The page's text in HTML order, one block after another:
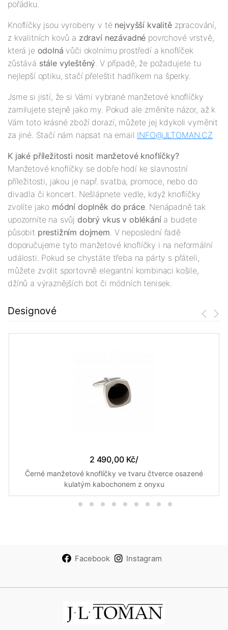
pořádku.
Knoflíčky jsou vyrobeny v té nejvyšší kvalitězpracování,
z kvalitních kovů a zdraví nezávadné povrchové vrstvě,
která je odolná vůči okolnímu prostředí a knoflíček
zůstává stále vyleštěný. V případě, že požadujete tu
nejlepší optiku, stačí přeleštit hadříkem na šperky.
Jsme si jistí, že si Vámi vybrané manžetové knoflíčky
zamilujete stejně jako my. Pokud ale změníte názor, až k
Vám toto krásné zboží dorazí, můžete jej kdykoli vyměnit
za jiné. Stačí nám napsat na email INFO@JLTOMAN.CZ
K jaké příležitosti nosit manžetové knoflíčky?
Manžetové knoflíčky se dobře hodí ke slavnostní
příležitosti, jakou je např. svatba, promoce, nebo do
divadla či koncert. Nešlápnete vedle, když knoflíčky
zvolíte jako módní doplněk do práce. Nenápadně tak
upozorníte na svůj dobrý vkus v oblékánía budete
působit prestižním dojmem. V neposlední řadě
doporučujeme tyto manžetové knoflíčky i na neformální
události. Pokud se chystáte třeba na párty s přáteli,
můžete zvolit sportovně elegantní kombinaci košile,
džínů a výraznějších bot či módních tenisek.
Designové
2 490,00 Kč/
Černé manžetové knoflíčky ve tvaru čtverce osazené
kulatým kabochonem z onyxu
Facebook Instagram